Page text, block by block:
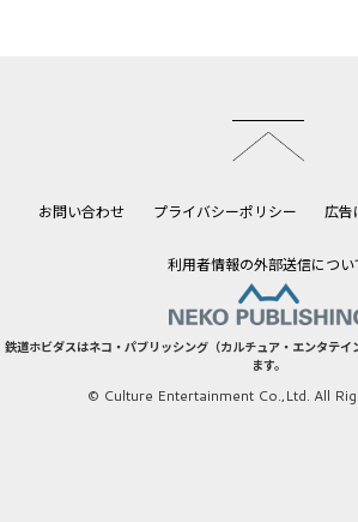
お問い合わせ プライバシーポリシー 広告
利用者情報の外部送信につい
鉄道ホビダスはネコ・パブリッシング（カルチュア・エンタテ
ます。
© Culture Entertainment Co.,Ltd. All